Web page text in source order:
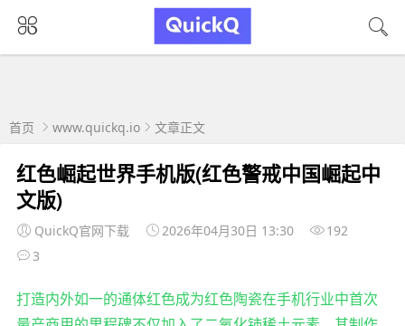
首页 www.quickq.io 文章正文
红色崛起世界手机版(红色警戒中国崛起中
文版)
QuickQ官网下载 2026年04月30日 13:30
192
3
打造内外如一的通体红色成为红色陶瓷在手机行业中首次